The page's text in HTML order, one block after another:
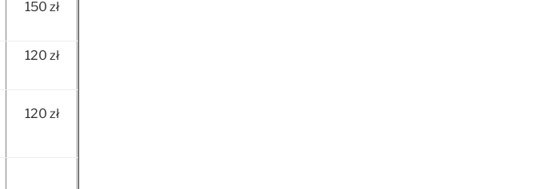
150 zł
120 zł
120 zł